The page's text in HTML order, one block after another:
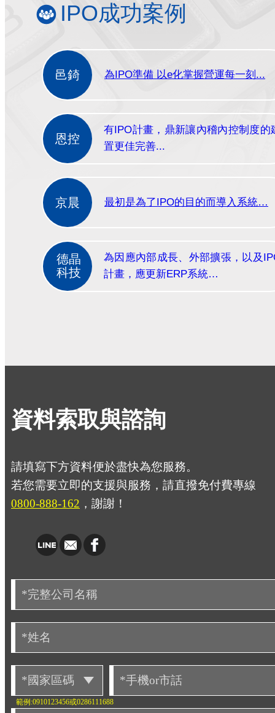
IPO成功案例
邑錡 為IPO準備 以e化掌握營運每一刻...
恩控
有IPO計畫，鼎新讓內稽內控制度的
置更佳完善...
京晨 最初是為了IPO的目的而導入系統…
德晶
科技
為因應內部成長、外部擴張，以及
計畫，應更新ERP系統…
資料索取與諮詢
請填寫下方資料便於盡快為您服務。
若您需要立即的支援與服務，請直撥免付費專線
0800-888-162 ，謝謝！
範例:0910123456或0286111688